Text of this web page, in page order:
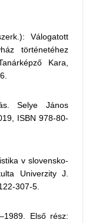
Válogatott
történetéhez
Kara,
Selye János
ISBN 978-80-
v slovensko-
Univerzity J.
307-5.
Első rész: